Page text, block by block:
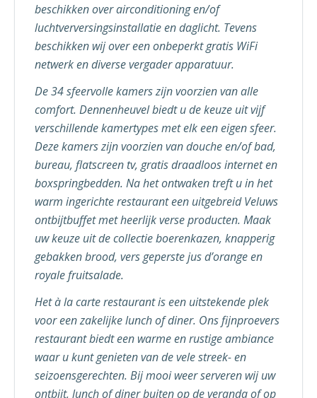
beschikken over airconditioning en/of
luchtverversingsinstallatie en daglicht. Tevens
beschikken wij over een onbeperkt gratis WiFi
netwerk en diverse vergader apparatuur.
De 34 sfeervolle kamers zijn voorzien van alle
comfort. Dennenheuvel biedt u de keuze uit vijf
verschillende kamertypes met elk een eigen sfeer.
Deze kamers zijn voorzien van douche en/of bad,
bureau, flatscreen tv, gratis draadloos internet en
boxspringbedden. Na het ontwaken treft u in het
warm ingerichte restaurant een uitgebreid Veluws
ontbijtbuffet met heerlijk verse producten. Maak
uw keuze uit de collectie boerenkazen, knapperig
gebakken brood, vers geperste jus d’orange en
royale fruitsalade.
Het à la carte restaurant is een uitstekende plek
voor een zakelijke lunch of diner. Ons fijnproevers
restaurant biedt een warme en rustige ambiance
waar u kunt genieten van de vele streek- en
seizoensgerechten. Bij mooi weer serveren wij uw
ontbijt, lunch of diner buiten op de veranda of op